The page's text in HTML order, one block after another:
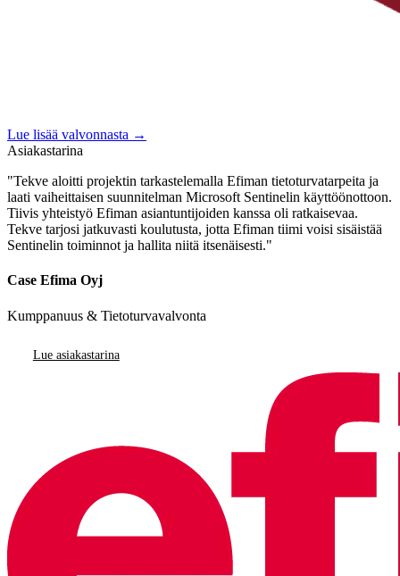
Lue lisää valvonnasta →
Asiakastarina
"Tekve aloitti projektin tarkastelemalla Efiman tietoturvatarpeita ja
laati vaiheittaisen suunnitelman Microsoft Sentinelin käyttöönottoon.
Tiivis yhteistyö Efiman asiantuntijoiden kanssa oli ratkaisevaa.
Tekve tarjosi jatkuvasti koulutusta, jotta Efiman tiimi voisi sisäistää
Sentinelin toiminnot ja hallita niitä itsenäisesti."
Case Efima Oyj
Kumppanuus & Tietoturvavalvonta
Lue asiakastarina